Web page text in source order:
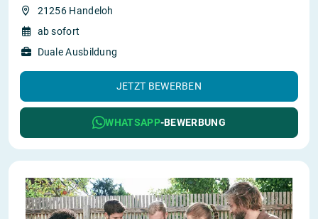
21256 Handeloh
ab sofort
Duale Ausbildung
JETZT BEWERBEN
WHATSAPP-BEWERBUNG